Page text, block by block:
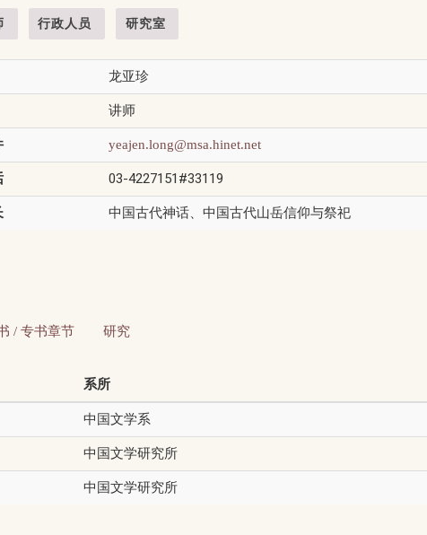
行政人员 研究室
龙亚珍
讲师
yeajen.long@msa.hinet.net
03-4227151#33119
中国古代神话、中国古代山岳信仰与祭祀
/ 专书章节 研究
系所
中国文学系
中国文学研究所
中国文学研究所